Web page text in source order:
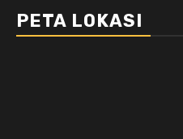
PETA LOKASI